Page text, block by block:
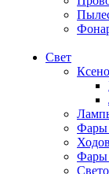
Свет
Фары
Фары